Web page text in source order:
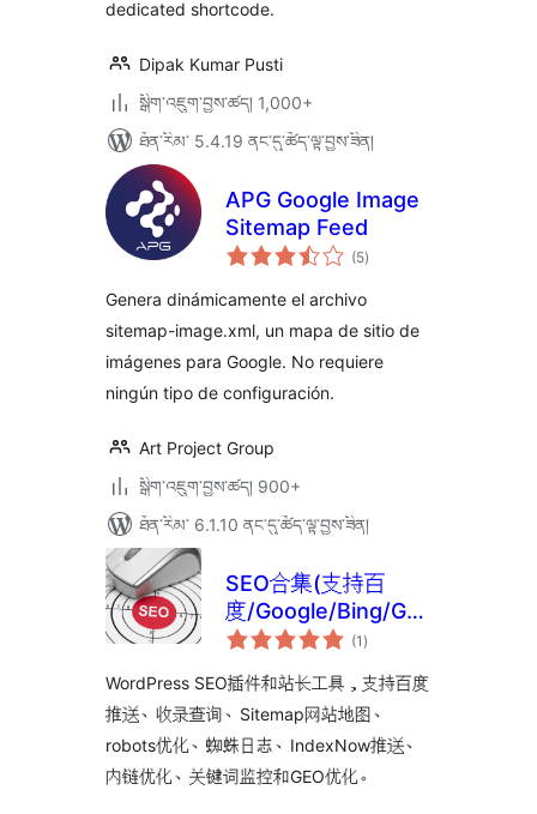
dedicated shortcode.
Dipak Kumar Pusti
སྒྲིག་འཇུག་བྱས་ཚད། 1,000+
ཐོན་རིམ་ 5.4.19 ནང་དུ་ཚོད་ལྟ་བྱས་ཟིན།
APG Google Image
Sitemap Feed
(5གདེང་
འཇོག་
ཚང་།
)
Genera dinámicamente el archivo
sitemap-image.xml, un mapa de sitio de
imágenes para Google. No requiere
ningún tipo de configuración.
Art Project Group
སྒྲིག་འཇུག་བྱས་ཚད། 900+
ཐོན་རིམ་ 6.1.10 ནང་དུ་ཚོད་ལྟ་བྱས་ཟིན།
SEO合集(支持百
度/Google/Bing/GEO
优化)
(1 གདེང་
འཇོག་
ཚང་།
)
WordPress SEO插件和站长工具，支持百度
推送、收录查询、Sitemap网站地图、
robots优化、蜘蛛日志、IndexNow推送、
内链优化、关键词监控和GEO优化。